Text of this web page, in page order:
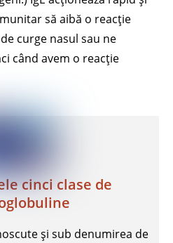
să aibă o reacție
curge nasul sau ne
când avem o reacție
cinci clase de
și sub denumirea de